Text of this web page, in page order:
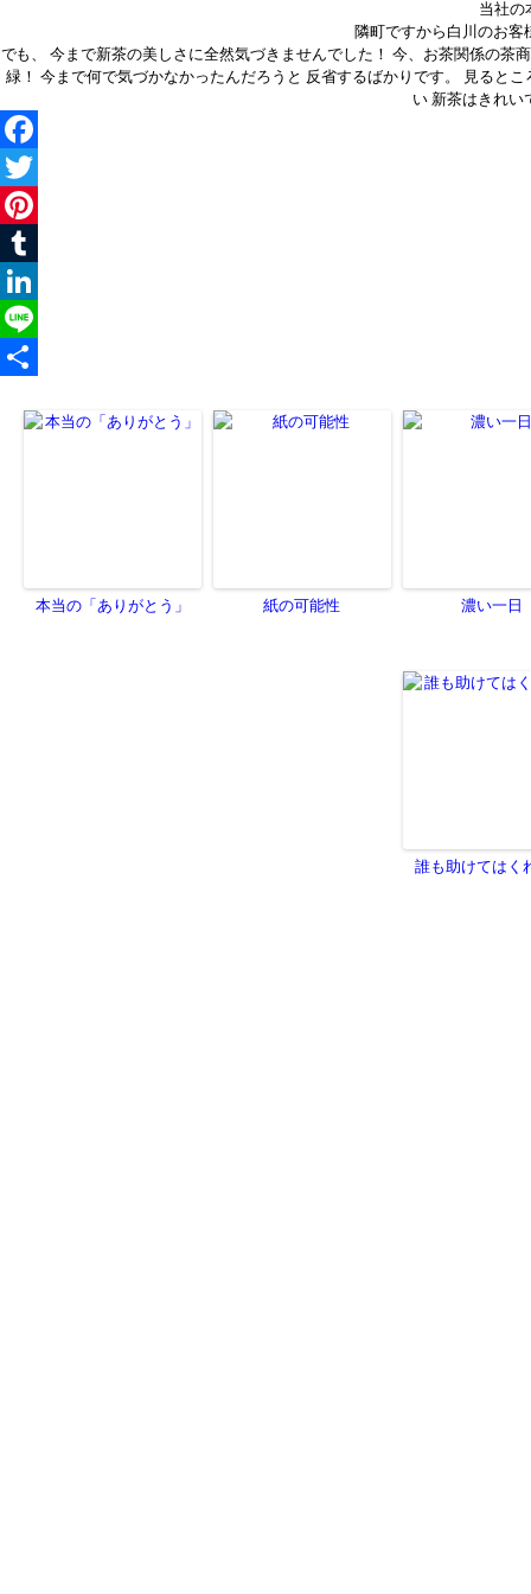
当社の
隣町ですから白川のお
でも、 今まで新茶の美しさに全然気づきませんでした！ 今、お茶関係の
緑！ 今まで何で気づかなかったんだろうと 反省するばかりです。 見ると
い 新茶はきれい
本当の「ありがとう」 紙の可能性 濃い一日
誰も助けてはく